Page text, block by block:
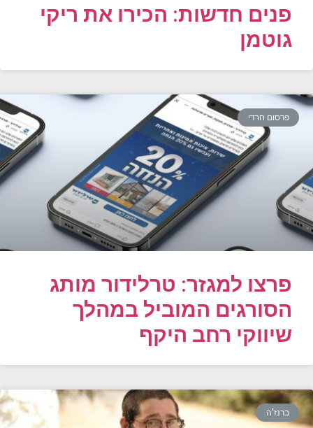
פנים חדשות: הכירו את ריקי
גוטמן
פרסום חרדי
פרצו למגזר: טרלידור מותג
הסורגים המוביל במהלך
שיווקי רחב היקף
ברנז'ה